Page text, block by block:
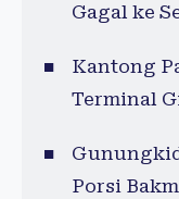
Gagal ke
Kantong
Terminal
Porsi